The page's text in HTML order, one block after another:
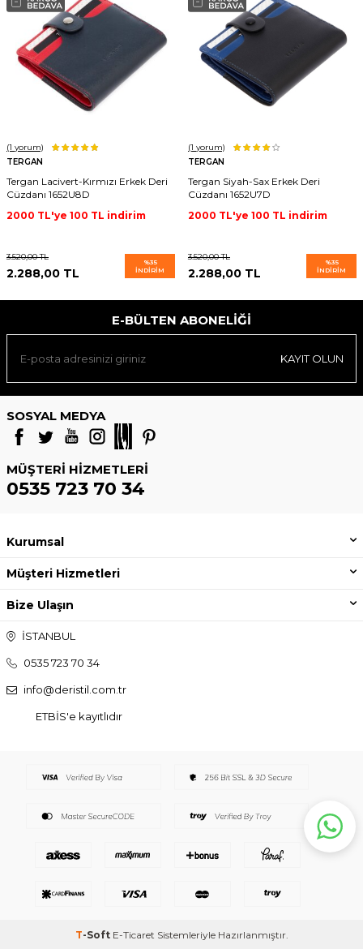
(1 yorum)
TERGAN
Tergan Lacivert-Kırmızı Erkek Deri
Cüzdanı 1652U8D
2000 TL'ye 100 TL indirim
3.520,00TL
2.288,00 TL
%35
İNDIRIM
(1 yorum)
TERGAN
Tergan Siyah-Sax Erkek Deri
Cüzdanı 1652U7D
2000 TL'ye 100 TL indirim
3.520,00TL
2.288,00 TL
%35
İNDIRIM
E-BÜLTEN ABONELIĞI
KAYIT OLUN
SOSYAL MEDYA
MÜŞTERI HIZMETLERI
0535 723 70 34
Kurumsal
Müşteri Hizmetleri
Bize Ulaşın
İSTANBUL
0535 723 70 34
info@deristil.com.tr
ETBİS'e kayıtlıdır
T-Soft E-Ticaret Sistemleriyle Hazırlanmıştır.